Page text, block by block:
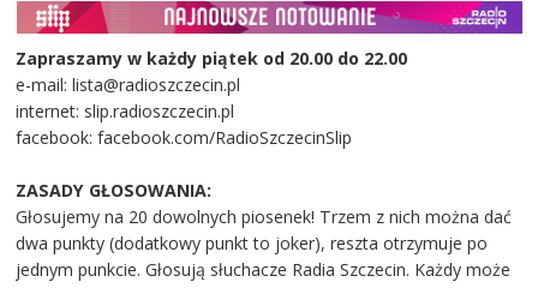
Zapraszamy w każdy piątek od 20.00 do 22.00
e-mail: lista@radioszczecin.pl
internet: slip.radioszczecin.pl
facebook: facebook.com/RadioSzczecinSlip
ZASADY GŁOSOWANIA:
Głosujemy na 20 dowolnych piosenek! Trzem z nich można dać
dwa punkty (dodatkowy punkt to joker), reszta otrzymuje po
jednym punkcie. Głosują słuchacze Radia Szczecin. Każdy może